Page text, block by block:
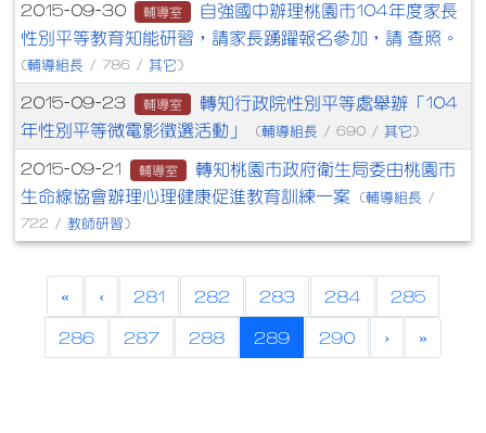
2015-09-30 輔導室
自強國中辦理桃園市104年度家長
性別平等教育知能研習，請家長踴躍報名參加，請 查照。
(輔導組長 / 786 / 其它 )
2015-09-23 輔導室
轉知行政院性別平等處舉辦「104
年性別平等微電影徵選活動」
(輔導組長 / 690 / 其它 )
2015-09-21 輔導室
轉知桃園市政府衛生局委由桃園市
生命線協會辦理心理健康促進教育訓練一案
(輔導組長 /
722 / 教師研習 )
« ‹ 281 282 283 284 285
286 287 288 289(current)
290 › »